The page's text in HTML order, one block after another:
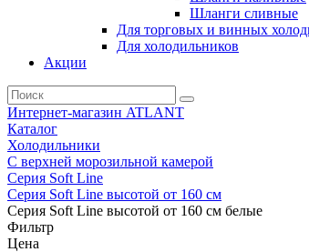
Шланги сливные
Для торговых и винных
Для холодильников
Акции
Интернет-магазин ATLANT
Каталог
Холодильники
С верхней морозильной камерой
Серия Soft Line
Серия Soft Line высотой от 160 см
Серия Soft Line высотой от 160 см белые
Фильтр
Цена